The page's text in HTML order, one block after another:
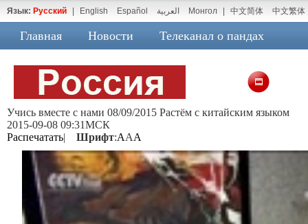
Язык: Русский English Español العربية Монгол 中文简体 中文繁体
Главная Новости Телеканал о пандах
Учись вместе с нами 08/09/2015 Растём с китайским языком
2015-09-08 09:31МСК
Распечатать| Шрифт:AAA